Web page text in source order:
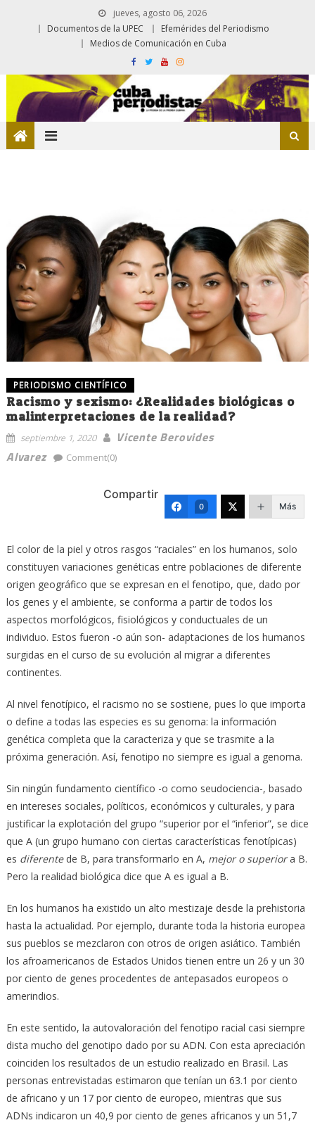
jueves, agosto 06, 2026
Documentos de la UPEC
Efemérides del Periodismo
Medios de Comunicación en Cuba
PERIODISMO CIENTÍFICO
Racismo y sexismo: ¿Realidades biológicas o
malinterpretaciones de la realidad?
septiembre 1, 2020
Vicente Berovides
Alvarez
Comment(0)
Compartir
0 Más
El color de la piel y otros rasgos “raciales” en los humanos, solo
constituyen variaciones genéticas entre poblaciones de diferente
origen geográfico que se expresan en el fenotipo, que, dado por
los genes y el ambiente, se conforma a partir de todos los
aspectos morfológicos, fisiológicos y conductuales de un
individuo. Estos fueron -o aún son- adaptaciones de los humanos
surgidas en el curso de su evolución al migrar a diferentes
continentes.
Al nivel fenotípico, el racismo no se sostiene, pues lo que importa
o define a todas las especies es su genoma: la información
genética completa que la caracteriza y que se trasmite a la
próxima generación. Así, fenotipo no siempre es igual a genoma.
Sin ningún fundamento científico -o como seudociencia-, basado
en intereses sociales, políticos, económicos y culturales, y para
justificar la explotación del grupo “superior por el “inferior”, se dice
que A (un grupo humano con ciertas características fenotípicas)
es diferentede B, para transformarlo en A, mejor o superiora B.
Pero la realidad biológica dice que A es igual a B.
En los humanos ha existido un alto mestizaje desde la prehistoria
hasta la actualidad. Por ejemplo, durante toda la historia europea
sus pueblos se mezclaron con otros de origen asiático. También
los afroamericanos de Estados Unidos tienen entre un 26 y un 30
por ciento de genes procedentes de antepasados europeos o
amerindios.
En este sentido, la autovaloración del fenotipo racial casi siempre
dista mucho del genotipo dado por su ADN. Con esta apreciación
coinciden los resultados de un estudio realizado en Brasil. Las
personas entrevistadas estimaron que tenían un 63.1 por ciento
de africano y un 17 por ciento de europeo, mientras que sus
ADNs indicaron un 40,9 por ciento de genes africanos y un 51,7